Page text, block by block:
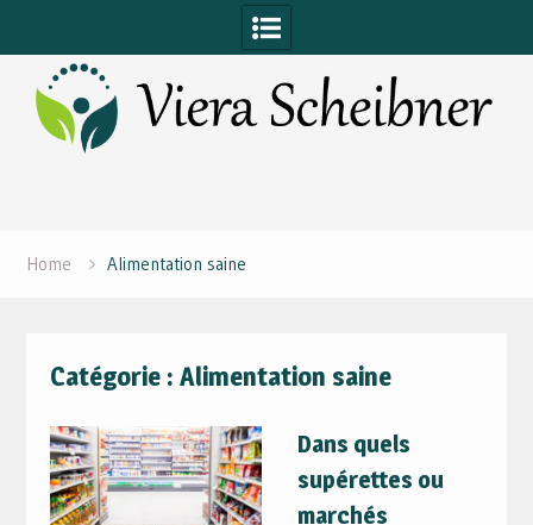
to
content
Home Alimentation saine
Catégorie : Alimentation saine
Dans quels
supérettes ou
marchés